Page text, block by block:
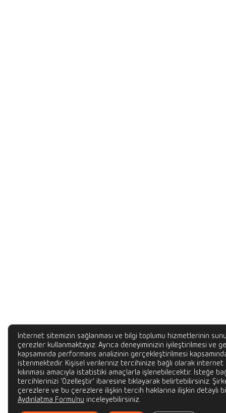
İnternet sitemizin sağlanması ve bilgi toplumu hizmetlerinin
çerezler kullanmaktayız. Ayrıca deneyiminizin iyileştirilmesi ve
kapsamında performans analizinin gerçekleştirilmesi
istenmektedir. Kişisel verileriniz tercihinize bağlı olarak internet
kılınması amacıyla istatistiki amaçlarla işlenebilecektir. İsteğe
tercihlerinizi ‘Özelleştir’ ibaresine tıklayarak belirtebilirsiniz.
çerezlere ve bu çerezlere ilişkin tercih haklarına ilişkin detaylı
Aydınlatma Formu'nu inceleyebilirsiniz.